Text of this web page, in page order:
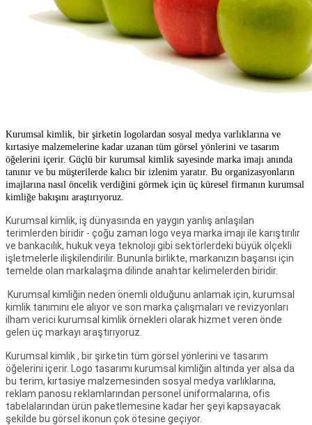
Kurumsal kimlik, bir şirketin logolardan sosyal medya varlıklarına ve
kırtasiye malzemelerine kadar uzanan tüm görsel yönlerini ve tasarım
öğelerini içerir. Güçlü bir kurumsal kimlik sayesinde marka imajı anında
tanınır ve bu müşterilerde kalıcı bir izlenim yaratır. Bu organizasyonların
imajlarına nasıl öncelik verdiğini görmek için üç küresel firmanın kurumsal
kimliğe bakışını araştırıyoruz.
Kurumsal kimlik, iş dünyasında en yaygın yanlış anlaşılan
terimlerden biridir - çoğu zaman logo veya marka imajı ile karıştırılır
ve bankacılık, hukuk veya teknoloji gibi sektörlerdeki büyük ölçekli
işletmelerle ilişkilendirilir. Bununla birlikte, markanızın başarısı için
temelde olan markalaşma dilinde anahtar kelimelerden biridir.
Kurumsal kimliğin neden önemli olduğunu anlamak için, kurumsal
kimlik tanımını ele alıyor ve son marka çalışmaları ve revizyonları
ilham verici kurumsal kimlik örnekleri olarak hizmet veren önde
gelen üç markayı araştırıyoruz.
Kurumsal kimlik , bir şirketin tüm görsel yönlerini ve tasarım
öğelerini içerir. Logo tasarımı kurumsal kimliğin altında yer alsa da
bu terim, kırtasiye malzemesinden sosyal medya varlıklarına,
reklam panosu reklamlarından personel üniformalarına, ofis
tabelalarından ürün paketlemesine kadar her şeyi kapsayacak
şekilde bu görsel ikonun çok ötesine geçiyor.